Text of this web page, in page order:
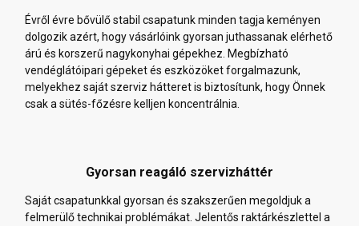
Évről évre bővülő stabil csapatunk minden tagja keményen
dolgozik azért, hogy vásárlóink gyorsan juthassanak elérhető
árú és korszerű nagykonyhai gépekhez. Megbízható
vendéglátóipari gépeket és eszközöket forgalmazunk,
melyekhez saját szerviz hátteret is biztosítunk, hogy Önnek
csak a sütés-főzésre kelljen koncentrálnia.
Gyorsan reagáló szervizháttér
Saját csapatunkkal gyorsan és szakszerűen megoldjuk a
felmerülő technikai problémákat. Jelentős raktárkészlettel a